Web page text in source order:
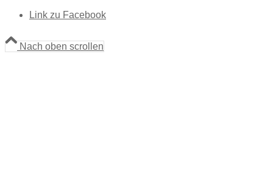
Link zu Facebook
Nach oben scrollen